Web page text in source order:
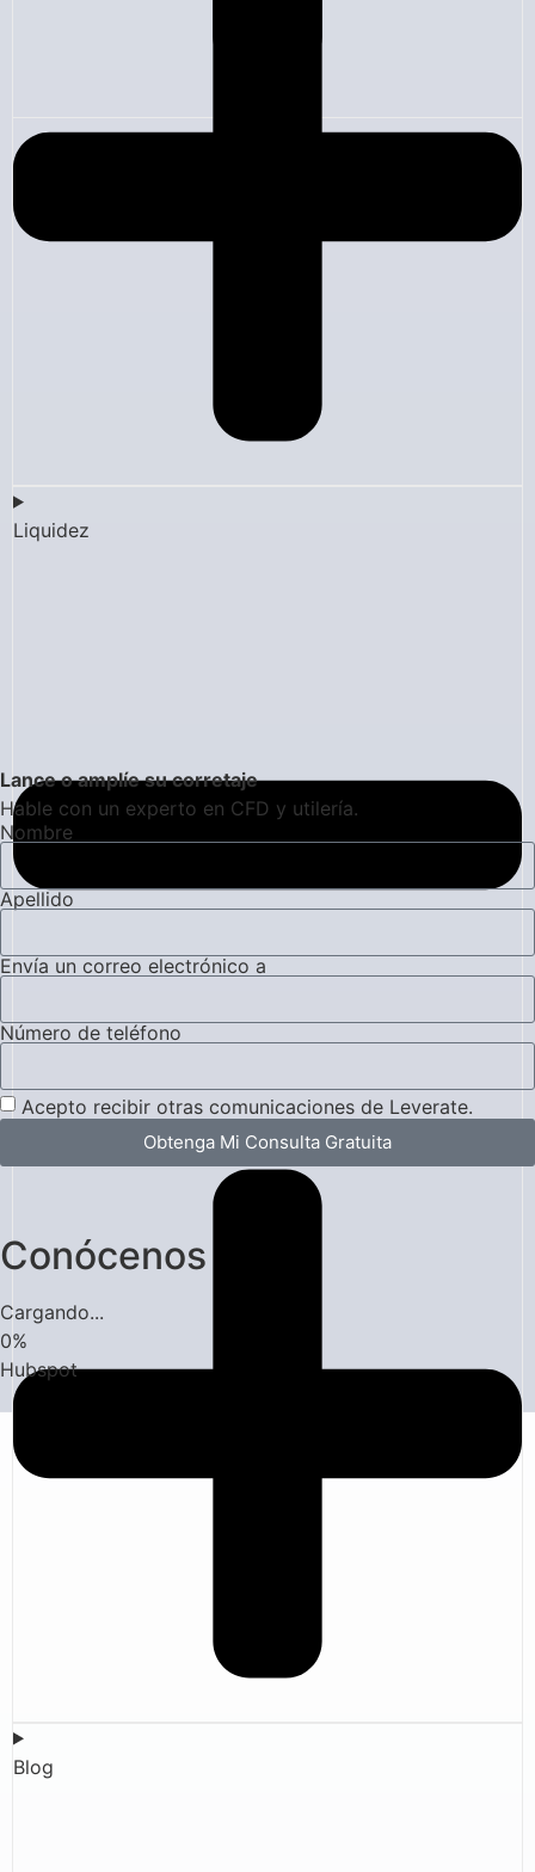
Liquidez
Blog
Lance o amplíe su corretaje
Hable con un experto en CFD y utilería.
Nombre
Apellido
Envía un correo electrónico a
Número de teléfono
Acepto recibir otras comunicaciones de Leverate.
Obtenga Mi Consulta Gratuita
Conócenos
Cargando...
0%
Hubspot